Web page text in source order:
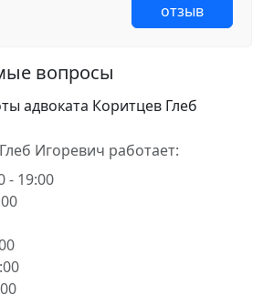
отзыв
вопросы
адвоката Коритцев Глеб
Игоревич работает:
- 19:00